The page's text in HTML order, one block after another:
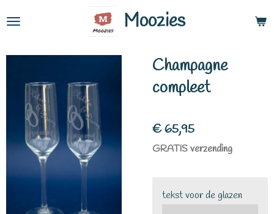
hoofdinhoud
Moozies
Champagne
compleet
€ 65,95
GRATIS verzending
tekst voor de glazen